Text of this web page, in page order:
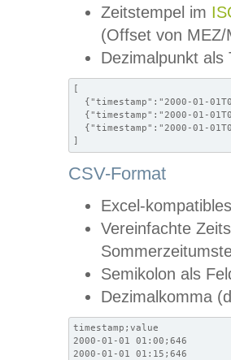
Zeitstempel im
(Offset von MEZ/
Dezimalpunkt als
[
{"timestamp":"2000-01-
{"timestamp":"2000-01-
{"timestamp":"2000-01-
]
CSV-Format
Excel-
Vereinfachte
Semikolon als
Dezimalkomma
timestamp;value
2000-01-01 01:00;646
2000-01-01 01:15;646